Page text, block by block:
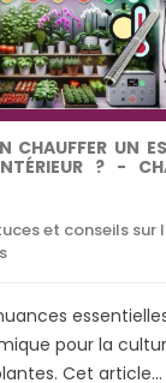
CHAUFFER UN
? -
et conseils sur
pour la
Cet article...